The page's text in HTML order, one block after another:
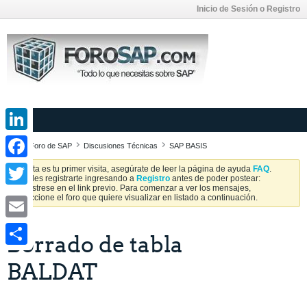
Inicio de Sesión o Registro
Foro de SAP Discusiones Técnicas SAP BASIS
Si esta es tu primer visita, asegúrate de leer la página de ayuda FAQ.
Puedes registrarte ingresando a Registro antes de poder postear:
Regístrese en el link previo. Para comenzar a ver los mensajes,
seleccione el foro que quiere visualizar en listado a continuación.
Borrado de tabla
BALDAT
LinkedIn
Facebook
Twitter
Email